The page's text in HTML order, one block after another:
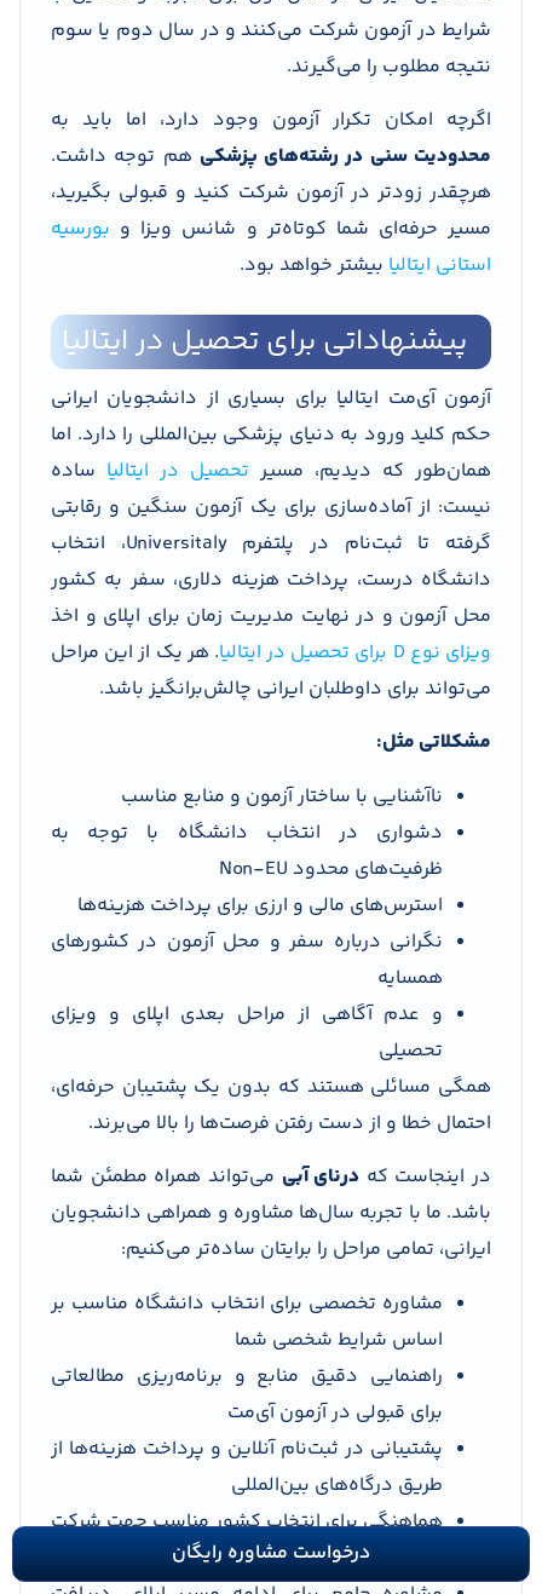
شرایط در آزمون شرکت می‌کنند و در سال دوم یا سوم
نتیجه مطلوب را می‌گیرند.
اگرچه امکان تکرار آزمون وجود دارد، اما باید به
محدودیت سنی در رشته‌های پزشکی هم توجه داشت.
هرچقدر زودتر در آزمون شرکت کنید و قبولی بگیرید،
مسیر حرفه‌ای شما کوتاه‌تر و شانس ویزا و بورسیه
استانی ایتالیا بیشتر خواهد بود.
پیشنهاداتی برای تحصیل در ایتالیا
آزمون آی‌مت ایتالیا برای بسیاری از دانشجویان ایرانی
حکم کلید ورود به دنیای پزشکی بین‌المللی را دارد. اما
همان‌طور که دیدیم، مسیر تحصیل در ایتالیا ساده
نیست: از آماده‌سازی برای یک آزمون سنگین و رقابتی
گرفته تا ثبت‌نام در پلتفرم Universitaly، انتخاب
دانشگاه درست، پرداخت هزینه دلاری، سفر به کشور
محل آزمون و در نهایت مدیریت زمان برای اپلای و اخذ
ویزای نوع D برای تحصیل در ایتالیا
. هر یک از این مراحل
می‌تواند برای داوطلبان ایرانی چالش‌برانگیز باشد.
مشکلاتی مثل:
ناآشنایی با ساختار آزمون و منابع مناسب
دشواری در انتخاب دانشگاه با توجه به
ظرفیت‌های محدود Non-EU
استرس‌های مالی و ارزی برای پرداخت هزینه‌ها
نگرانی درباره سفر و محل آزمون در کشورهای
همسایه
و عدم آگاهی از مراحل بعدی اپلای و ویزای
تحصیلی
همگی مسائلی هستند که بدون یک پشتیبان حرفه‌ای،
احتمال خطا و از دست رفتن فرصت‌ها را بالا می‌برند.
در اینجاست که درنای آبی می‌تواند همراه مطمئن شما
باشد. ما با تجربه سال‌ها مشاوره و همراهی دانشجویان
ایرانی، تمامی مراحل را برایتان ساده‌تر می‌کنیم:
مشاوره تخصصی برای انتخاب دانشگاه مناسب بر
اساس شرایط شخصی شما
راهنمایی دقیق منابع و برنامه‌ریزی مطالعاتی
برای قبولی در آزمون آی‌مت
پشتیبانی در ثبت‌نام آنلاین و پرداخت هزینه‌ها از
طریق درگاه‌های بین‌المللی
هماهنگی برای انتخاب کشور مناسب جهت شرکت
در آزمون (مثل ترکیه یا امارات)
درخواست مشاوره رایگان